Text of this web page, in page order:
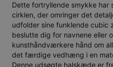
Dette fortryllende smykke har
cirklen, der omringer det
udfolder sine funklende cubic
beslutte dig for navnene eller
kunsthåndværkere hånd om
det færdige vedhæng i en
Denne udsøgte halskæde er